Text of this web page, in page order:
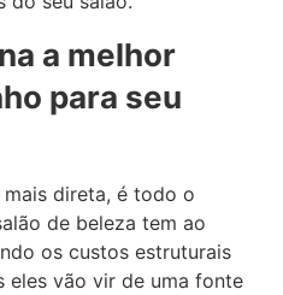
a melhor
para seu
mais direta, é todo o
de beleza tem ao
os custos estruturais
eles vão vir de uma fonte